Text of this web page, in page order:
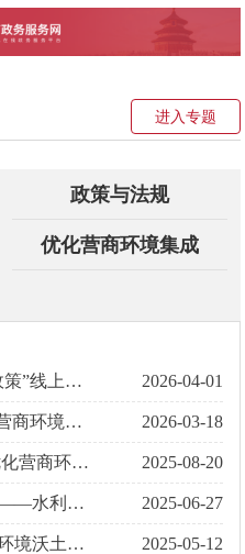
进入专题
政策与法规
优化营商环境集成
• 市水务局组织开展“处长讲政策”线上直播活动 2026-04-01
• 深化“北京服务”，北京发布营商环境新规 2026-03-18
• 市政府召开常务会议 研究优化营商环境有关工作等事项 市长殷勇主持会议 2025-08-20
• 进一步提升水安全保障能力——水利部有关负责人就《关于全面推进江河保护治理的意见》答记者问 2025-06-27
• 经济日报金观平：厚植营商环境沃土激发企业发展活力 2025-05-12